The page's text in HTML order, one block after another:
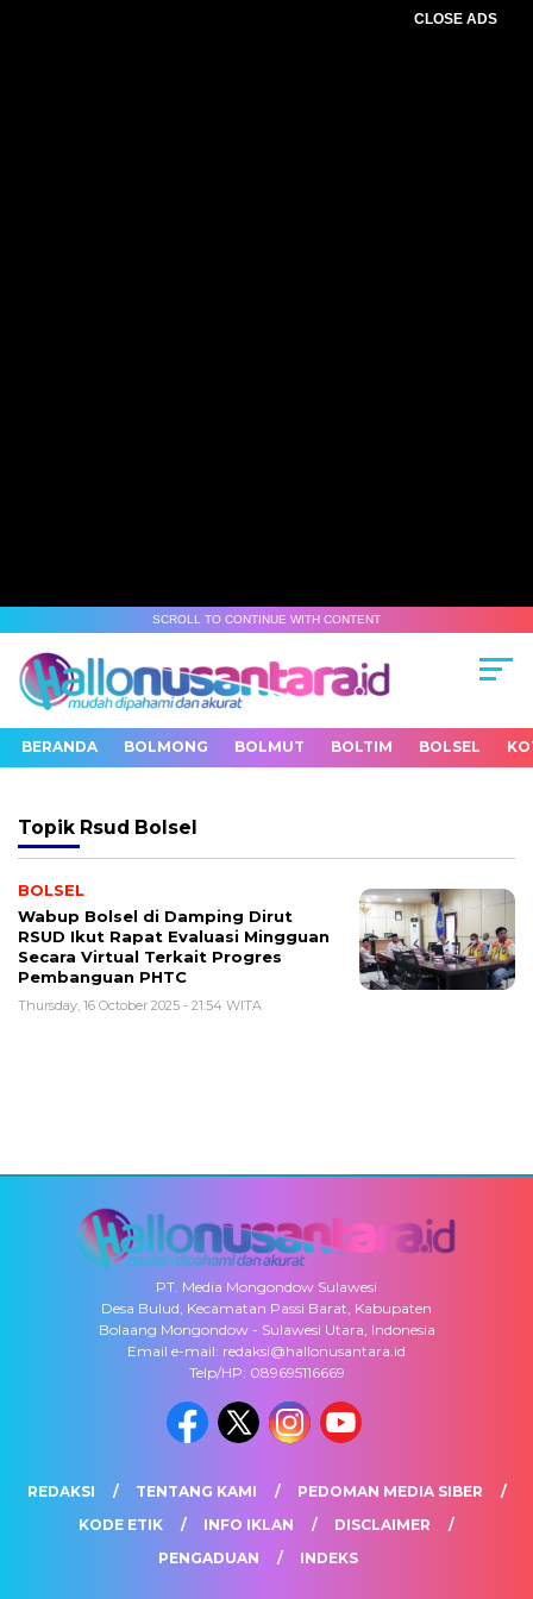
CLOSE ADS
SCROLL TO CONTINUE WITH CONTENT
BERANDA BOLMONG BOLMUT BOLTIM BOLSEL
Topik Rsud Bolsel
BOLSEL
Wabup Bolsel di Damping Dirut
RSUD Ikut Rapat Evaluasi Mingguan
Secara Virtual Terkait Progres
Pembanguan PHTC
Thursday, 16 October 2025 - 21:54 WITA
PT. Media Mongondow Sulawesi
Desa Bulud, Kecamatan Passi Barat, Kabupaten
Bolaang Mongondow - Sulawesi Utara, Indonesia
Email e-mail: redaksi@hallonusantara.id
Telp/HP: 089695116669
REDAKSI TENTANG KAMI
PEDOMAN MEDIA SIBER
KODE ETIK
INFO IKLAN
DISCLAIMER
PENGADUAN
INDEKS